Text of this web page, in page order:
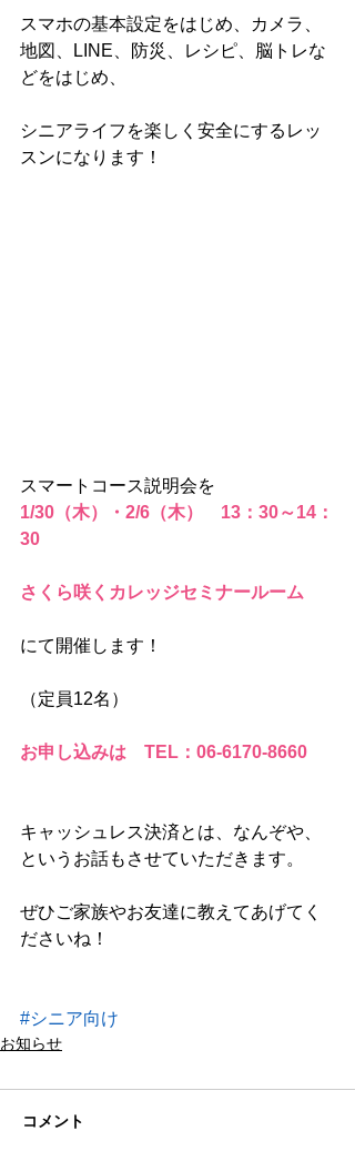
スマホの基本設定をはじめ、カメラ、
地図、LINE、防災、レシピ、脳トレな
どをはじめ、
シニアライフを楽しく安全にするレッ
スンになります！
スマートコース説明会を
1/30（木）・2/6（木）　13：30～14：
30
さくら咲くカレッジセミナールーム
にて開催します！
（定員12名）
お申し込みは　TEL：06-6170-8660
キャッシュレス決済とは、なんぞや、
というお話もさせていただきます。
ぜひご家族やお友達に教えてあげてく
ださいね！
#シニア向け
お知らせ
コメント